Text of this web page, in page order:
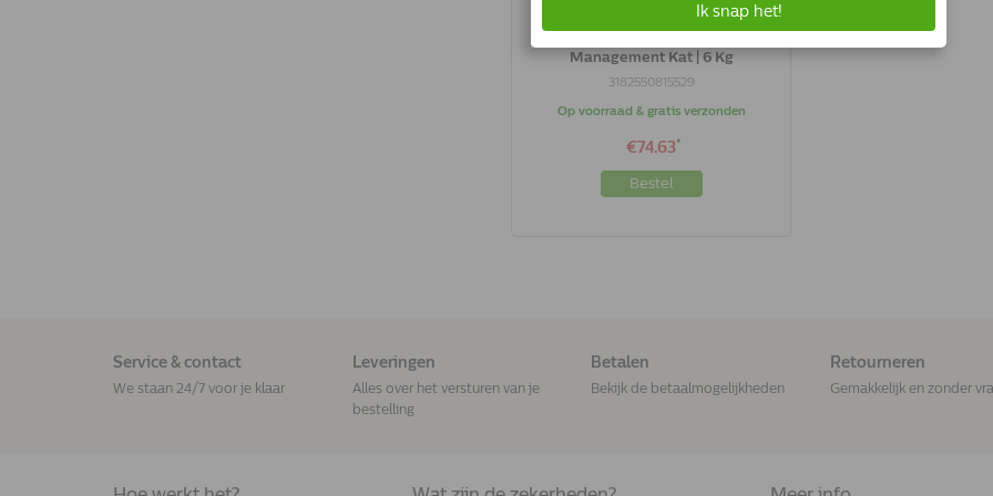
Management Kat | 6 Kg
3182550815529
Op voorraad & gratis verzonden
€74.63*
Bestel
Service & contact
We staan 24/7 voor je klaar
Leveringen
Alles over het versturen van je
bestelling
Betalen
Bekijk de betaalmogelijkheden
Retourneren
Gemakkelijk en zonder